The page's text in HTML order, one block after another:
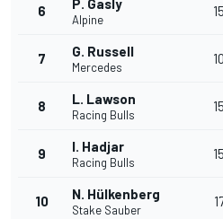
6 P. Gasly
Alpine
15
7 G. Russell
Mercedes
10
8 L. Lawson
Racing Bulls
15
9 I. Hadjar
Racing Bulls
15
10 N. Hülkenberg
Stake Sauber